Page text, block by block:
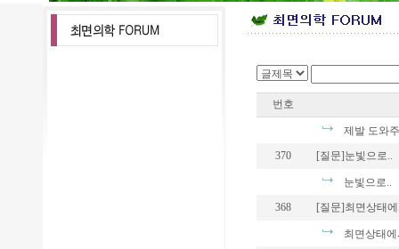
번호
제발 도와
370
[질문]눈빛으로..
눈빛으로..
368
[질문]최면상태
최면상태에